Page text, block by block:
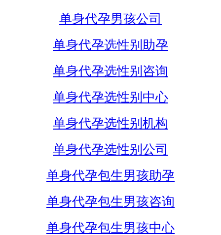
单身代孕男孩公司
单身代孕选性别助孕
单身代孕选性别咨询
单身代孕选性别中心
单身代孕选性别机构
单身代孕选性别公司
单身代孕包生男孩助孕
单身代孕包生男孩咨询
单身代孕包生男孩中心